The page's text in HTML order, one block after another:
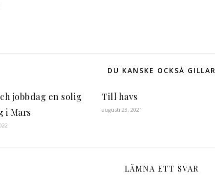
DU KANSKE OCKSÅ GILLAR
jobbdag en solig
i Mars
Till havs
augusti 23, 2021
LÄMNA ETT SVAR